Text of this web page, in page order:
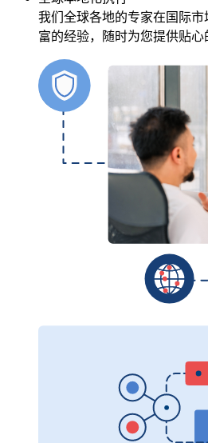
我们全球各地的专家在国际
富的经验，随时为您提供贴心